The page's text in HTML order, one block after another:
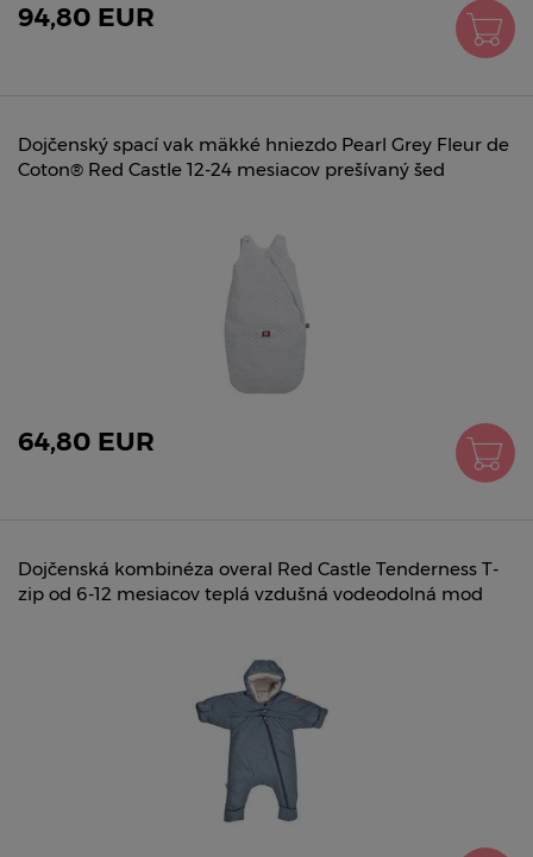
94,80 EUR
Dojčenský spací vak mäkké hniezdo Pearl Grey Fleur de
Coton® Red Castle 12-24 mesiacov prešívaný šed
64,80 EUR
Dojčenská kombinéza overal Red Castle Tenderness T-
zip od 6-12 mesiacov teplá vzdušná vodeodolná mod